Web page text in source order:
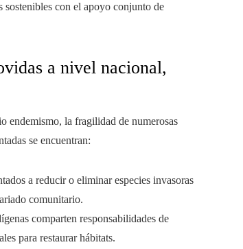
sostenibles con el apoyo conjunto de
a nivel nacional,
endemismo, la fragilidad de numerosas
se encuentran:
a reducir o eliminar especies invasoras
comunitario.
comparten responsabilidades de
para restaurar hábitats.